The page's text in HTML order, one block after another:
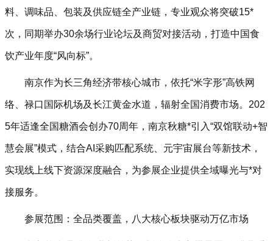
料、调味品、包装及供应链全产业链，专业观众将突破15*
次，同期举办30余场行业论坛及商贸对接活动，打造中国食
饮产业年度“风向标”。
南京作为长三角经济带核心城市，依托“米字形”高铁网
络、禄口国际机场及长江黄金水道，辐射全国消费市场。202
5年适逢全国糖酒会创办70周年，南京秋糖*引入“双馆联动+智
慧会展”模式，结合AI采购匹配系统、元宇宙展台等新技术，
实现线上线下资源深度融合，为参展企业提供全域曝光与*对
接服务。
参展范围：全品类覆盖，八大核心板块驱动万亿市场